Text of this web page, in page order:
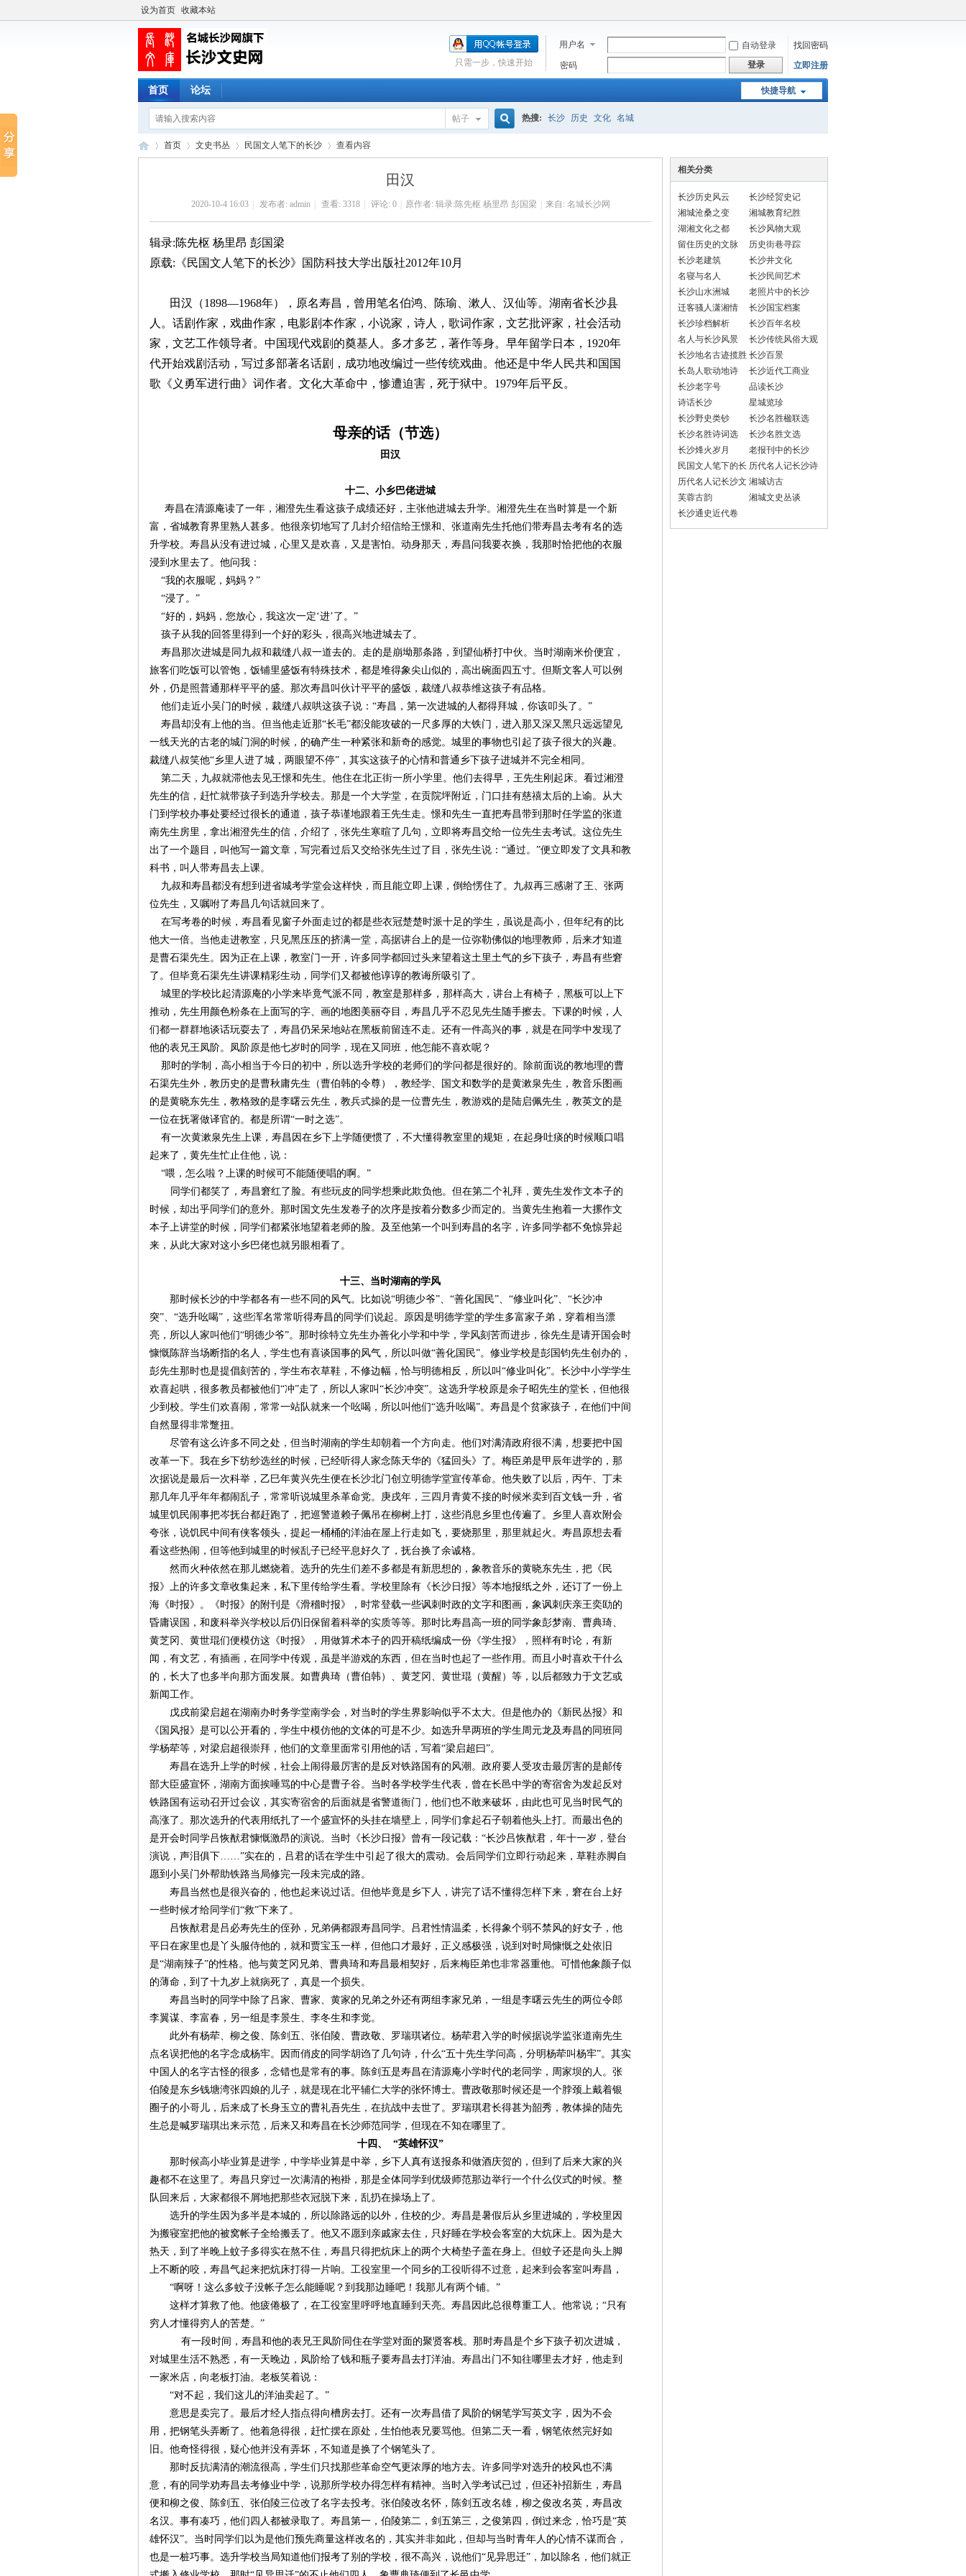
设为首页 收藏本站
用户名 自动登录
找回密码
密码
登录 立即注册
只需一步，快速开始
快捷导航
首页 论坛
帖子
索
热搜: 长沙 历史 文化 名城
首页 文史书丛
›
民国文人笔下的长沙
›
查看内容
田汉
2020-10-4 16:03 发布者: admin 查看: 3318 评论: 0 原作者: 辑录:陈先枢 杨里昂 彭国梁 来自: 名城长沙网
辑录:陈先枢 杨里昂 彭国梁
原载:《民国文人笔下的长沙》国防科技大学出版社2012年10月
田汉（1898—1968年），原名寿昌，曾用笔名伯鸿、陈瑜、漱人、汉仙等。湖南省长沙县
人。话剧作家，戏曲作家，电影剧本作家，小说家，诗人，歌词作家，文艺批评家，社会活动
家，文艺工作领导者。中国现代戏剧的奠基人。多才多艺，著作等身。早年留学日本，1920年
代开始戏剧活动，写过多部著名话剧，成功地改编过一些传统戏曲。他还是中华人民共和国国
歌《义勇军进行曲》词作者。文化大革命中，惨遭迫害，死于狱中。1979年后平反。
母亲的话（节选）
田汉
十二、小乡巴佬进城
寿昌在清源庵读了一年，湘澄先生看这孩子成绩还好，主张他进城去升学。湘澄先生在当时算是一个新
富，省城教育界里熟人甚多。他很亲切地写了几封介绍信给王憬和、张道南先生托他们带寿昌去考有名的选
升学校。寿昌从没有进过城，心里又是欢喜，又是害怕。动身那天，寿昌问我要衣换，我那时恰把他的衣服
浸到水里去了。他问我：
“我的衣服呢，妈妈？”
“浸了。”
“好的，妈妈，您放心，我这次一定‘进’了。”
孩子从我的回答里得到一个好的彩头，很高兴地进城去了。
寿昌那次进城是同九叔和裁缝八叔一道去的。走的是崩坳那条路，到望仙桥打中伙。当时湖南米价便宜，
旅客们吃饭可以管饱，饭铺里盛饭有特殊技术，都是堆得象尖山似的，高出碗面四五寸。但斯文客人可以例
外，仍是照普通那样平平的盛。那次寿昌叫伙计平平的盛饭，裁缝八叔恭维这孩子有品格。
他们走近小吴门的时候，裁缝八叔哄这孩子说： “寿昌，第一次进城的人都得拜城，你该叩头了。”
寿昌却没有上他的当。但当他走近那“长毛”都没能攻破的一尺多厚的大铁门，进入那又深又黑只远远望见
一线天光的古老的城门洞的时候，的确产生一种紧张和新奇的感觉。城里的事物也引起了孩子很大的兴趣。
裁缝八叔笑他“乡里人进了城，两眼望不停”，其实这孩子的心情和普通乡下孩子进城并不完全相同。
第二天，九叔就滞他去见王憬和先生。他住在北正街一所小学里。他们去得早，王先生刚起床。看过湘澄
先生的信，赶忙就带孩子到选升学校去。那是一个大学堂，在贡院坪附近，门口挂有慈禧太后的上谕。从大
门到学校办事处要经过很长的通道，孩子恭谨地跟着王先生走。憬和先生一直把寿昌带到那时任学监的张道
南先生房里，拿出湘澄先生的信，介绍了，张先生寒暄了几句，立即将寿昌交给一位先生去考试。这位先生
出了一个题目，叫他写一篇文章，写完看过后又交给张先生过了目，张先生说： “通过。”便立即发了文具和教
科书，叫人带寿昌去上课。
九叔和寿昌都没有想到进省城考学堂会这样快，而且能立即上课，倒给愣住了。九叔再三感谢了王、张两
位先生，又嘱咐了寿昌几句话就回来了。
在写考卷的时候，寿昌看见窗子外面走过的都是些衣冠楚楚时派十足的学生，虽说是高小，但年纪有的比
他大一倍。当他走进教室，只见黑压压的挤满一堂，高据讲台上的是一位弥勒佛似的地理教师，后来才知道
是曹石渠先生。因为正在上课，教室门一开，许多同学都回过头来望着这土里土气的乡下孩子，寿昌有些窘
了。但毕竟石渠先生讲课精彩生动，同学们又都被他谆谆的教诲所吸引了。
城里的学校比起清源庵的小学来毕竟气派不同，教室是那样多，那样高大，讲台上有椅子，黑板可以上下
推动，先生用颜色粉条在上面写的字、画的地图美丽夺目，寿昌几乎不忍见先生随手擦去。下课的时候，人
们都一群群地谈话玩耍去了，寿昌仍呆呆地站在黑板前留连不走。还有一件高兴的事，就是在同学中发现了
他的表兄王凤阶。凤阶原是他七岁时的同学，现在又同班，他怎能不喜欢呢？
那时的学制，高小相当于今日的初中，所以选升学校的老师们的学问都是很好的。除前面说的教地理的曹
石渠先生外，教历史的是曹秋庸先生（曹伯韩的令尊），教经学、国文和数学的是黄漱泉先生，教音乐图画
的是黄晓东先生，教格致的是李曙云先生，教兵式操的是一位曹先生，教游戏的是陆启佩先生，教英文的是
一位在抚署做译官的。都是所谓“一时之选”。
有一次黄漱泉先生上课，寿昌因在乡下上学随便惯了，不大懂得教室里的规矩，在起身吐痰的时候顺口唱
起来了，黄先生忙止住他，说：
“喂，怎么啦？上课的时候可不能随便唱的啊。”
同学们都笑了，寿昌窘红了脸。有些玩皮的同学想乘此欺负他。但在第二个礼拜，黄先生发作文本子的
时候，却出乎同学们的意外。那时国文先生发卷子的次序是按着分数多少而定的。当黄先生抱着一大摞作文
本子上讲堂的时候，同学们都紧张地望着老师的脸。及至他第一个叫到寿昌的名字，许多同学都不免惊异起
来，从此大家对这小乡巴佬也就另眼相看了。
十三、当时湖南的学风
那时候长沙的中学都各有一些不同的风气。比如说“明德少爷”、“善化国民”、“修业叫化”、“长沙冲
突”、“选升吆喝”，这些浑名常常听得寿昌的同学们说起。原因是明德学堂的学生多富家子弟，穿着相当漂
亮，所以人家叫他们“明德少爷”。那时徐特立先生办善化小学和中学，学风刻苦而进步，徐先生是请开国会时
慷慨陈辞当场断指的名人，学生也有喜谈国事的风气，所以叫做“善化国民”。修业学校是彭国钧先生创办的，
彭先生那时也是提倡刻苦的，学生布衣草鞋，不修边幅，恰与明德相反，所以叫“修业叫化”。长沙中小学学生
欢喜起哄，很多教员都被他们“冲”走了，所以人家叫“长沙冲突”。这选升学校原是余子昭先生的堂长，但他很
少到校。学生们欢喜闹，常常一站队就来一个吆喝，所以叫他们“选升吆喝”。寿昌是个贫家孩子，在他们中间
自然显得非常蹩扭。
尽管有这么许多不同之处，但当时湖南的学生却朝着一个方向走。他们对满清政府很不满，想要把中国
改革一下。我在乡下纺纱选丝的时候，已经听得人家念陈天华的《猛回头》了。梅臣弟是甲辰年进学的，那
次据说是最后一次科举，乙巳年黄兴先生便在长沙北门创立明德学堂宣传革命。他失败了以后，丙午、丁未
那几年几乎年年都闹乱子，常常听说城里杀革命党。庚戌年，三四月青黄不接的时候米卖到百文钱一升，省
城里饥民闹事把岑抚台都赶跑了，把巡警道赖子佩吊在柳树上打，这些消息乡里也传遍了。乡里人喜欢附会
夸张，说饥民中间有侠客领头，提起一桶桶的洋油在屋上行走如飞，要烧那里，那里就起火。寿昌原想去看
看这些热闹，但等他到城里的时候乱子已经平息好久了，抚台换了余诚格。
然而火种依然在那儿燃烧着。选升的先生们差不多都是有新思想的，象教音乐的黄晓东先生，把《民
报》上的许多文章收集起来，私下里传给学生看。学校里除有《长沙日报》等本地报纸之外，还订了一份上
海《时报》。《时报》的附刊是《滑稽时报》，时常登载一些讽刺时政的文字和图画，象讽刺庆亲王奕劻的
昏庸误国，和废科举兴学校以后仍旧保留着科举的实质等等。那时比寿昌高一班的同学象彭梦南、曹典琦、
黄芝冈、黄世琨们便模仿这《时报》，用做算术本子的四开稿纸编成一份《学生报》，照样有时论，有新
闻，有文艺，有插画，在同学中传观，虽是半游戏的东西，但在当时也起了一些作用。而且小时喜欢干什么
的，长大了也多半向那方面发展。如曹典琦（曹伯韩）、黄芝冈、黄世琨（黄醒）等，以后都致力于文艺或
新闻工作。
戊戌前梁启超在湖南办时务学堂南学会，对当时的学生界影响似乎不太大。但是他办的《新民丛报》和
《国风报》是可以公开看的，学生中模仿他的文体的可是不少。如选升早两班的学生周元龙及寿昌的同班同
学杨荦等，对梁启超很崇拜，他们的文章里面常引用他的话，写着“梁启超曰”。
寿昌在选升上学的时候，社会上闹得最厉害的是反对铁路国有的风潮。政府要人受攻击最厉害的是邮传
部大臣盛宣怀，湖南方面挨唾骂的中心是曹子谷。当时各学校学生代表，曾在长邑中学的寄宿舍为发起反对
铁路国有运动召开过会议，其实寄宿舍的后面就是省警道衙门，他们也不敢来破坏，由此也可见当时民气的
高涨了。那次选升的代表用纸扎了一个盛宣怀的头挂在墙壁上，同学们拿起石子朝着他头上打。而最出色的
是开会时同学吕恢猷君慷慨激昂的演说。当时《长沙日报》曾有一段记载： “长沙吕恢猷君，年十一岁，登台
演说，声泪俱下……”实在的，吕君的话在学生中引起了很大的震动。会后同学们立即行动起来，草鞋赤脚自
愿到小吴门外帮助铁路当局修完一段未完成的路。
寿昌当然也是很兴奋的，他也起来说过话。但他毕竟是乡下人，讲完了话不懂得怎样下来，窘在台上好
一些时候才给同学们“救”下来了。
吕恢猷君是吕必寿先生的侄孙，兄弟俩都跟寿昌同学。吕君性情温柔，长得象个弱不禁风的好女子，他
平日在家里也是丫头服侍他的，就和贾宝玉一样，但他口才最好，正义感极强，说到对时局慷慨之处依旧
是“湖南辣子”的性格。他与黄芝冈兄弟、曹典琦和寿昌最相契好，后来梅臣弟也非常器重他。可惜他象颜子似
的薄命，到了十九岁上就病死了，真是一个损失。
寿昌当时的同学中除了吕家、曹家、黄家的兄弟之外还有两组李家兄弟，一组是李曙云先生的两位令郎
李翼谋、李富春，另一组是李景生、李冬生和李觉。
此外有杨荦、柳之俊、陈剑五、张伯陵、曹政敬、罗瑞琪诸位。杨荦君入学的时候据说学监张道南先生
点名误把他的名字念成杨牢。因而俏皮的同学胡诌了几句诗，什么“五十先生学问高，分明杨荦叫杨牢”。其实
中国人的名字古怪的很多，念错也是常有的事。陈剑五是寿昌在清源庵小学时代的老同学，周家坝的人。张
伯陵是东乡钱塘湾张四娘的儿子，就是现在北平辅仁大学的张怀博士。曹政敬那时候还是一个脖颈上戴着银
圈子的小哥儿，后来成了长身玉立的曹礼吾先生，在抗战中去世了。罗瑞琪君长得甚为韶秀，教体操的陆先
生总是喊罗瑞琪出来示范，后来又和寿昌在长沙师范同学，但现在不知在哪里了。
十四、
“英雄怀汉”
那时候高小毕业算是进学，中学毕业算是中举，乡下人真有送报条和做酒庆贺的，但到了后来大家的兴
趣都不在这里了。寿昌只穿过一次满清的袍褂，那是全体同学到优级师范那边举行一个什么仪式的时候。整
队回来后，大家都很不屑地把那些衣冠脱下来，乱扔在操场上了。
选升的学生因为多半是本城的，所以除路远的以外，住校的少。寿昌是暑假后从乡里进城的，学校里因
为搬寝室把他的被窝帐子全给搬丢了。他又不愿到亲戚家去住，只好睡在学校会客室的大炕床上。因为是大
热天，到了半晚上蚊子多得实在熬不住，寿昌只得把炕床上的两个大椅垫子盖在身上。但蚊子还是向头上脚
上不断的咬，寿昌气起来把炕床打得一片响。工役室里一个同乡的工役听得不过意，起来到会客室叫寿昌，
“啊呀！这么多蚊子没帐子怎么能睡呢？到我那边睡吧！我那儿有两个铺。”
这样才算救了他。他疲倦极了，在工役室里呼呼地直睡到天亮。寿昌因此总很尊重工人。他常说； “只有
穷人才懂得穷人的苦楚。”
有一段时间，寿昌和他的表兄王凤阶同住在学堂对面的聚贤客栈。那时寿昌是个乡下孩子初次进城，
对城里生活不熟悉，有一天晚边，凤阶给了钱和瓶子要寿昌去打洋油。寿昌出门不知往哪里去才好，他走到
一家米店，向老板打油。老板笑着说：
“对不起，我们这儿的洋油卖起了。”
意思是卖完了。最后才经人指点得向槽房去打。还有一次寿昌借了凤阶的钢笔学写英文字，因为不会
用，把钢笔头弄断了。他着急得很，赶忙摆在原处，生怕他表兄要骂他。但第二天一看，钢笔依然完好如
旧。他奇怪得很，疑心他并没有弄坏，不知道是换了个钢笔头了。
那时反抗满清的潮流很高，学生们只找那些革命空气更浓厚的地方去。许多同学对选升的校风也不满
意，有的同学劝寿昌去考修业中学，说那所学校办得怎样有精神。当时入学考试已过，但还补招新生，寿昌
便和柳之俊、陈剑五、张伯陵三位改了名字去投考。张伯陵改名怀，陈剑五改名雄，柳之俊改名英，寿昌改
名汉。事有凑巧，他们四人都被录取了。寿昌第一，伯陵第二，剑五第三，之俊第四，倒过来念，恰巧是“英
雄怀汉”。当时同学们以为是他们预先商量这样改名的，其实并非如此，但却与当时青年人的心情不谋而合，
也是一桩巧事。选升学校当局知道他们报考了别的学校，很不高兴，说他们“见异思迁”，加以除名，他们就正
相关分类
长沙历史风云
长沙经贸史记
湘城沧桑之变
湘城教育纪胜
湖湘文化之都
长沙风物大观
留住历史的文脉
历史街巷寻踪
长沙老建筑
长沙井文化
名寝与名人
长沙民间艺术
长沙山水洲城
老照片中的长沙
迁客骚人潇湘情
长沙国宝档案
长沙珍档解析
长沙百年名校
名人与长沙风景
长沙传统风俗大观
长沙地名古迹揽胜 长沙百景
长岛人歌动地诗
长沙近代工商业
长沙老字号
品读长沙
诗话长沙
星城览珍
长沙野史类钞
长沙名胜楹联选
长沙名胜诗词选
长沙名胜文选
长沙烽火岁月
老报刊中的长沙
民国文人笔下的长
沙
历代名人记长沙诗
词选
历代名人记长沙文
选
湘城访古
芙蓉古韵
湘城文史丛谈
长沙通史近代卷